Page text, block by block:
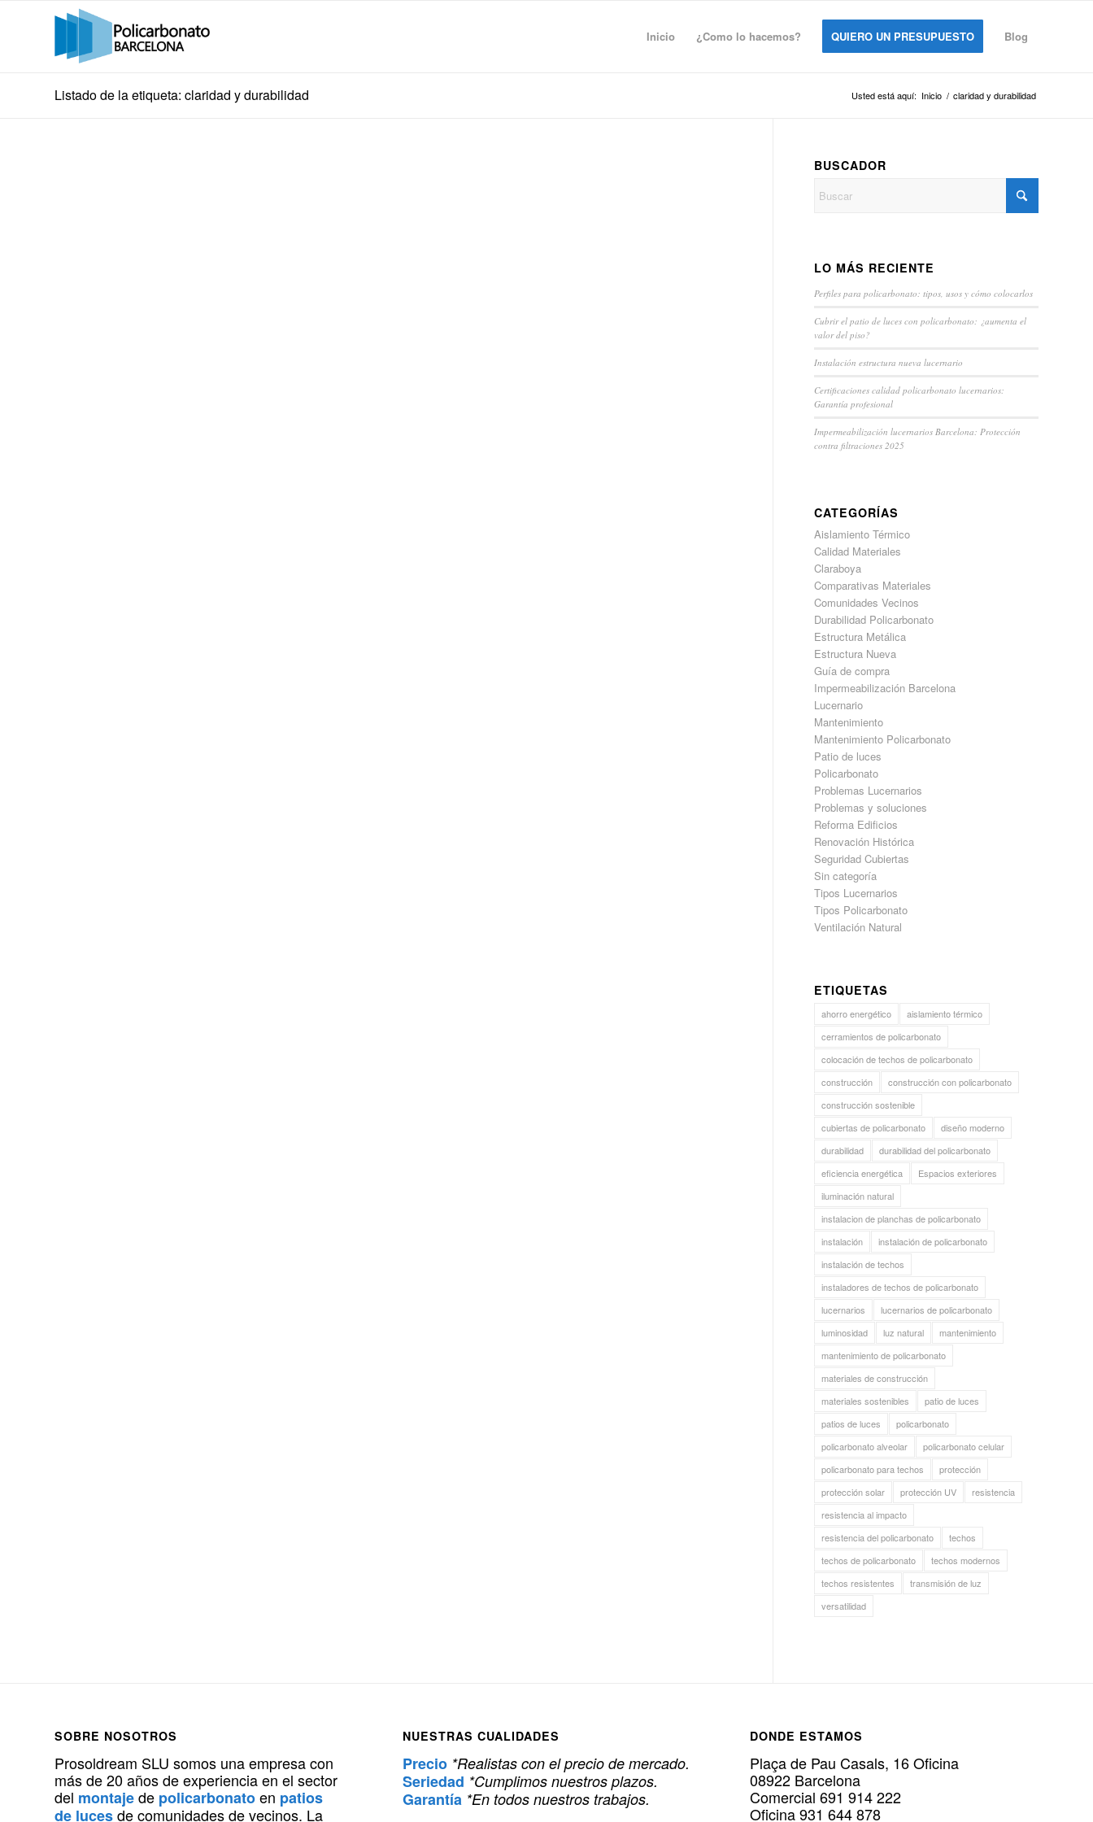
Inicio ¿Como lo hacemos? QUIERO UN PRESUPUESTO Blog
Listado de la etiqueta: claridad y durabilidad Usted está aquí: Inicio / claridad y durabilidad
BUSCADOR
LO MÁS RECIENTE
Perfiles para policarbonato: tipos, usos y cómo colocarlos
Cubrir el patio de luces con policarbonato: ¿aumenta el
valor del piso?
Instalación estructura nueva lucernario
Certificaciones calidad policarbonato lucernarios:
Garantía profesional
Impermeabilización lucernarios Barcelona: Protección
contra filtraciones 2025
CATEGORÍAS
Aislamiento Térmico
Calidad Materiales
Claraboya
Comparativas Materiales
Comunidades Vecinos
Durabilidad Policarbonato
Estructura Metálica
Estructura Nueva
Guía de compra
Impermeabilización Barcelona
Lucernario
Mantenimiento
Mantenimiento Policarbonato
Patio de luces
Policarbonato
Problemas Lucernarios
Problemas y soluciones
Reforma Edificios
Renovación Histórica
Seguridad Cubiertas
Sin categoría
Tipos Lucernarios
Tipos Policarbonato
Ventilación Natural
ETIQUETAS
ahorro energético
aislamiento térmico
cerramientos de policarbonato
colocación de techos de policarbonato
construcción
construcción con policarbonato
construcción sostenible
cubiertas de policarbonato
diseño moderno
durabilidad
durabilidad del policarbonato
eficiencia energética
Espacios exteriores
iluminación natural
instalacion de planchas de policarbonato
instalación
instalación de policarbonato
instalación de techos
instaladores de techos de policarbonato
lucernarios
lucernarios de policarbonato
luminosidad
luz natural
mantenimiento
mantenimiento de policarbonato
materiales de construcción
materiales sostenibles
patio de luces
patios de luces
policarbonato
policarbonato alveolar
policarbonato celular
policarbonato para techos
protección
protección solar
protección UV
resistencia
resistencia al impacto
resistencia del policarbonato
techos
techos de policarbonato
techos modernos
techos resistentes
transmisión de luz
versatilidad
SOBRE NOSOTROS
Prosoldream SLU somos una empresa con
más de 20 años de experiencia en el sector
del montajede policarbonatoen patios
de lucesde comunidades de vecinos. La
NUESTRAS CUALIDADES
Precio *Realistas con el precio de mercado.
Seriedad *Cumplimos nuestros plazos.
Garantía *En todos nuestros trabajos.
DONDE ESTAMOS
Plaça de Pau Casals, 16 Oficina
08922 Barcelona
Comercial 691 914 222
Oficina 931 644 878